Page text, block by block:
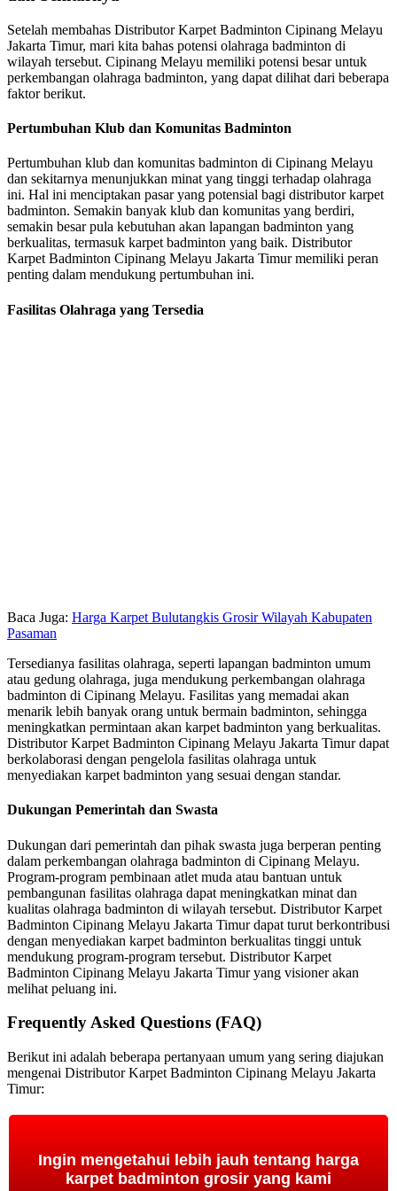
Setelah membahas Distributor Karpet Badminton Cipinang Melayu
Jakarta Timur, mari kita bahas potensi olahraga badminton di
wilayah tersebut. Cipinang Melayu memiliki potensi besar untuk
perkembangan olahraga badminton, yang dapat dilihat dari beberapa
faktor berikut.
Pertumbuhan Klub dan Komunitas Badminton
Pertumbuhan klub dan komunitas badminton di Cipinang Melayu
dan sekitarnya menunjukkan minat yang tinggi terhadap olahraga
ini. Hal ini menciptakan pasar yang potensial bagi distributor karpet
badminton. Semakin banyak klub dan komunitas yang berdiri,
semakin besar pula kebutuhan akan lapangan badminton yang
berkualitas, termasuk karpet badminton yang baik. Distributor
Karpet Badminton Cipinang Melayu Jakarta Timur memiliki peran
penting dalam mendukung pertumbuhan ini.
Fasilitas Olahraga yang Tersedia
Baca Juga: Harga Karpet Bulutangkis Grosir Wilayah Kabupaten
Pasaman
Tersedianya fasilitas olahraga, seperti lapangan badminton umum
atau gedung olahraga, juga mendukung perkembangan olahraga
badminton di Cipinang Melayu. Fasilitas yang memadai akan
menarik lebih banyak orang untuk bermain badminton, sehingga
meningkatkan permintaan akan karpet badminton yang berkualitas.
Distributor Karpet Badminton Cipinang Melayu Jakarta Timur dapat
berkolaborasi dengan pengelola fasilitas olahraga untuk
menyediakan karpet badminton yang sesuai dengan standar.
Dukungan Pemerintah dan Swasta
Dukungan dari pemerintah dan pihak swasta juga berperan penting
dalam perkembangan olahraga badminton di Cipinang Melayu.
Program-program pembinaan atlet muda atau bantuan untuk
pembangunan fasilitas olahraga dapat meningkatkan minat dan
kualitas olahraga badminton di wilayah tersebut. Distributor Karpet
Badminton Cipinang Melayu Jakarta Timur dapat turut berkontribusi
dengan menyediakan karpet badminton berkualitas tinggi untuk
mendukung program-program tersebut. Distributor Karpet
Badminton Cipinang Melayu Jakarta Timur yang visioner akan
melihat peluang ini.
Frequently Asked Questions (FAQ)
Berikut ini adalah beberapa pertanyaan umum yang sering diajukan
mengenai Distributor Karpet Badminton Cipinang Melayu Jakarta
Timur:
Ingin mengetahui lebih jauh tentang harga
karpet badminton grosir yang kami